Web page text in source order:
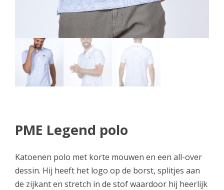
PME Legend polo
Katoenen polo met korte mouwen en een all-over
dessin. Hij heeft het logo op de borst, splitjes aan
de zijkant en stretch in de stof waardoor hij heerlijk